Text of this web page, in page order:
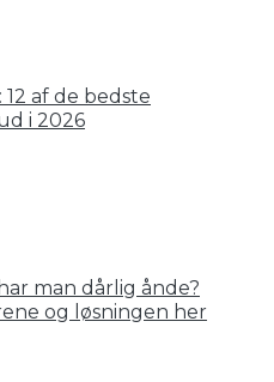
12 af de bedste
i 2026
man dårlig ånde?
og løsningen her